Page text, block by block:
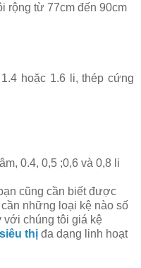
rộng từ 77cm đến 90cm
hoặc 1.6 li, thép cứng
0.4, 0,5 ;0,6 và 0,8 li
cũng cần biết được
những loại kệ nào số
với chúng tôi giá kệ
thị đa dạng linh hoạt